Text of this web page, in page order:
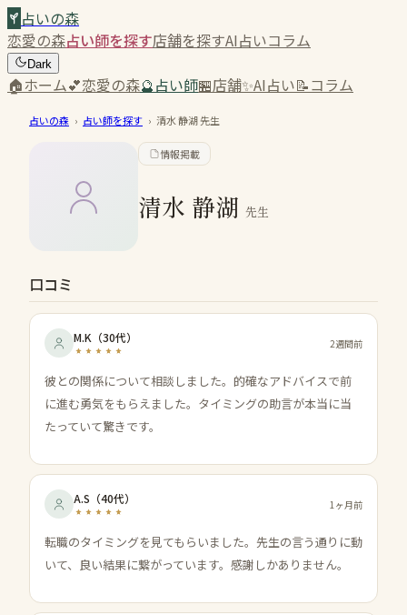
占いの森
恋愛の森占い師を探す店舗を探すAI占いコラム
Dark
🏠ホーム💕恋愛の森🔮占い師🏪店舗✨AI占い📝コラム
占いの森 › 占い師を探す › 清水 静湖先生
情報掲載
清水 静湖 先生
口コミ
M.K （30代） 2週間前
彼との関係について相談しました。的確なアドバイスで前
に進む勇気をもらえました。タイミングの助言が本当に当
たっていて驚きです。
A.S （40代） 1ヶ月前
転職のタイミングを見てもらいました。先生の言う通りに動
いて、良い結果に繋がっています。感謝しかありません。